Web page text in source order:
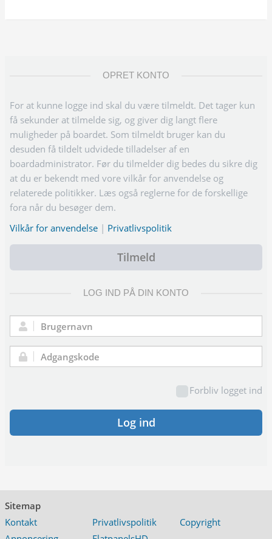
OPRET KONTO
For at kunne logge ind skal du være tilmeldt. Det tager kun
få sekunder at tilmelde sig, og giver dig langt flere
muligheder på boardet. Som tilmeldt bruger kan du
desuden få tildelt udvidede tilladelser af en
boardadministrator. Før du tilmelder dig bedes du sikre dig
at du er bekendt med vore vilkår for anvendelse og
relaterede politikker. Læs også reglerne for de forskellige
fora når du besøger dem.
Vilkår for anvendelse | Privatlivspolitik
Tilmeld
LOG IND PÅ DIN KONTO
Brugernavn:
Adgangskode:
Forbliv logget ind
Log ind
Sitemap
Kontakt
Privatlivspolitik
Copyright